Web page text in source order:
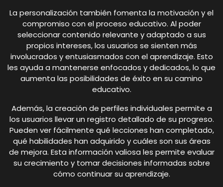
La personalización también fomenta la motivación y el
compromiso con el proceso educativo. Al poder
seleccionar contenido relevante y adaptado a sus
propios intereses, los usuarios se sienten más
involucrados y entusiasmados con el aprendizaje. Esto
les ayuda a mantenerse enfocados y dedicados, lo que
aumenta las posibilidades de éxito en su camino
educativo.
Además, la creación de perfiles individuales permite a
los usuarios llevar un registro detallado de su progreso.
Pueden ver fácilmente qué lecciones han completado,
qué habilidades han adquirido y cuáles son sus áreas
de mejora. Esta información valiosa les permite evaluar
su crecimiento y tomar decisiones informadas sobre
cómo continuar su aprendizaje.